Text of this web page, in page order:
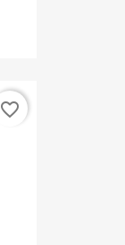
favorite_border